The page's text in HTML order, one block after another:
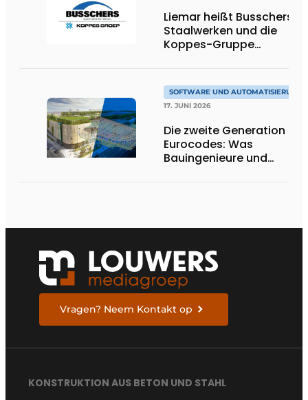
Liemar heißt Busschers
Staalwerken und die
Koppes-Gruppe
SOFTWARE UND AUTOMATISIERUNG
17. JUNI 2026
Die zweite Generation der
Eurocodes: Was
Bauingenieure und
Vragen? Neem Kontakt op
KONSTRUKTION AUS BETON UND STAHL